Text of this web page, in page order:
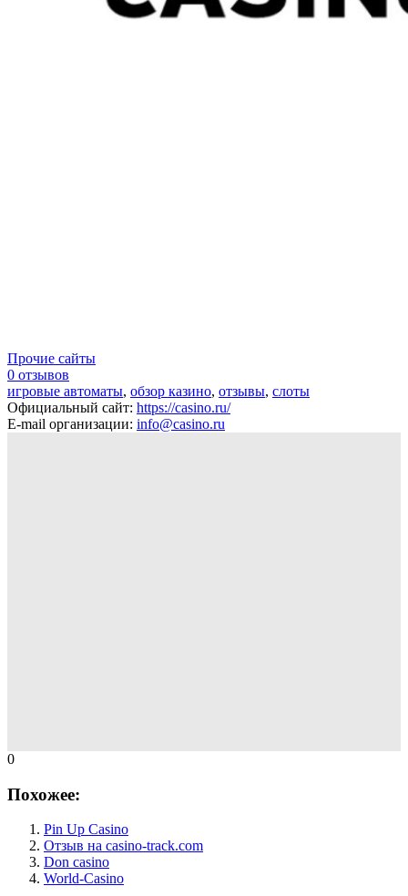
Прочие сайты
0 отзывов
игровые автоматы, обзор казино, отзывы, слоты
Официальный сайт: https://casino.ru/
E-mail организации: info@casino.ru
0
Похожее:
Pin Up Casino
Отзыв на casino-track.com
Don casino
World-Casino